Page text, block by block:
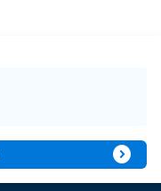
expand_circle_right